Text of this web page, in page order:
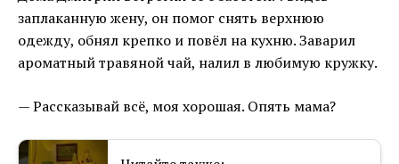
заплаканную жену, он помог снять верхнюю
одежду, обнял крепко и повёл на кухню. Заварил
ароматный травяной чай, налил в любимую кружку.
— Рассказывай всё, моя хорошая. Опять мама?